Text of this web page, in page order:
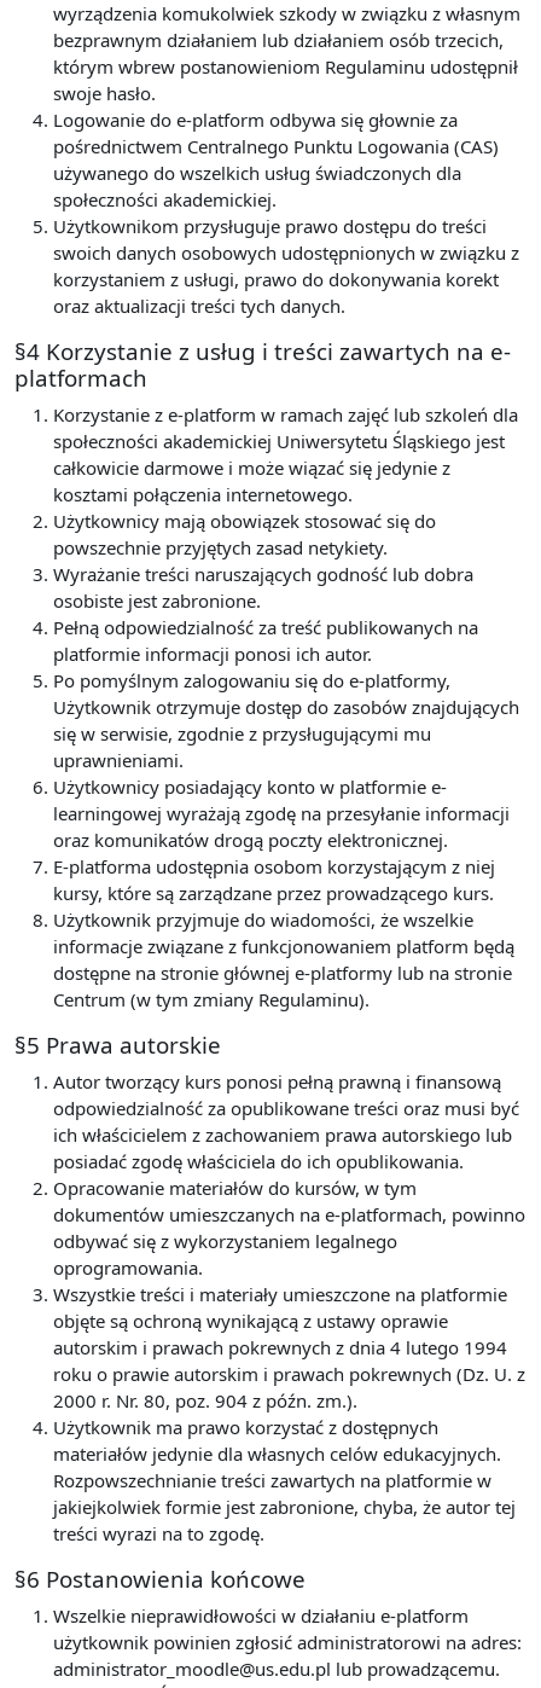
wyrządzenia komukolwiek szkody w związku z własnym
bezprawnym działaniem lub działaniem osób trzecich,
którym wbrew postanowieniom Regulaminu udostępnił
swoje hasło.
Logowanie do e-platform odbywa się głownie za
pośrednictwem Centralnego Punktu Logowania (CAS)
używanego do wszelkich usług świadczonych dla
społeczności akademickiej.
Użytkownikom przysługuje prawo dostępu do treści
swoich danych osobowych udostępnionych w związku z
korzystaniem z usługi, prawo do dokonywania korekt
oraz aktualizacji treści tych danych.
§4 Korzystanie z usług i treści zawartych na e-
platformach
Korzystanie z e-platform w ramach zajęć lub szkoleń dla
społeczności akademickiej Uniwersytetu Śląskiego jest
całkowicie darmowe i może wiązać się jedynie z
kosztami połączenia internetowego.
Użytkownicy mają obowiązek stosować się do
powszechnie przyjętych zasad netykiety.
Wyrażanie treści naruszających godność lub dobra
osobiste jest zabronione.
Pełną odpowiedzialność za treść publikowanych na
platformie informacji ponosi ich autor.
Po pomyślnym zalogowaniu się do e-platformy,
Użytkownik otrzymuje dostęp do zasobów znajdujących
się w serwisie, zgodnie z przysługującymi mu
uprawnieniami.
Użytkownicy posiadający konto w platformie e-
learningowej wyrażają zgodę na przesyłanie informacji
oraz komunikatów drogą poczty elektronicznej.
E-platforma udostępnia osobom korzystającym z niej
kursy, które są zarządzane przez prowadzącego kurs.
Użytkownik przyjmuje do wiadomości, że wszelkie
informacje związane z funkcjonowaniem platform będą
dostępne na stronie głównej e-platformy lub na stronie
Centrum (w tym zmiany Regulaminu).
§5 Prawa autorskie
Autor tworzący kurs ponosi pełną prawną i finansową
odpowiedzialność za opublikowane treści oraz musi być
ich właścicielem z zachowaniem prawa autorskiego lub
posiadać zgodę właściciela do ich opublikowania.
Opracowanie materiałów do kursów, w tym
dokumentów umieszczanych na e-platformach, powinno
odbywać się z wykorzystaniem legalnego
oprogramowania.
Wszystkie treści i materiały umieszczone na platformie
objęte są ochroną wynikającą z ustawy oprawie
autorskim i prawach pokrewnych z dnia 4 lutego 1994
roku o prawie autorskim i prawach pokrewnych (Dz. U. z
2000 r. Nr. 80, poz. 904 z późn. zm.).
Użytkownik ma prawo korzystać z dostępnych
materiałów jedynie dla własnych celów edukacyjnych.
Rozpowszechnianie treści zawartych na platformie w
jakiejkolwiek formie jest zabronione, chyba, że autor tej
treści wyrazi na to zgodę.
§6 Postanowienia końcowe
Wszelkie nieprawidłowości w działaniu e-platform
użytkownik powinien zgłosić administratorowi na adres:
administrator_moodle@us.edu.pl lub prowadzącemu.